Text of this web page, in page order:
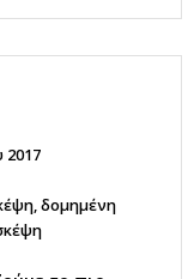
2017
,δομημένη